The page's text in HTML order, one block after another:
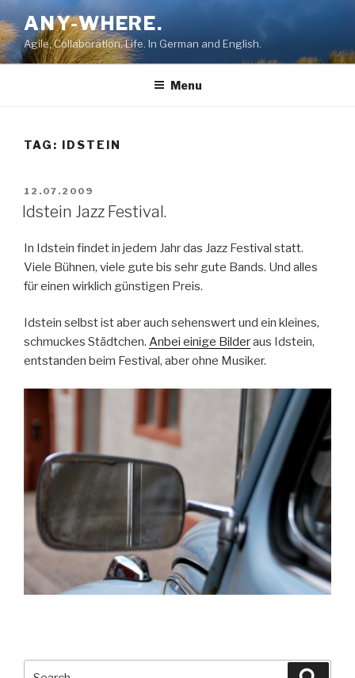
Skip
to
content
ANY-WHERE.
Agile, Collaboration, Life. In German and English.
Menu
TAG: IDSTEIN
POSTED
ON
12.07.2009
Idstein Jazz Festival.
In Idstein findet in jedem Jahr das Jazz Festival statt.
Viele Bühnen, viele gute bis sehr gute Bands. Und alles
für einen wirklich günstigen Preis.
Idstein selbst ist aber auch sehenswert und ein kleines,
schmuckes Städtchen. Anbei einige Bilderaus Idstein,
entstanden beim Festival, aber ohne Musiker.